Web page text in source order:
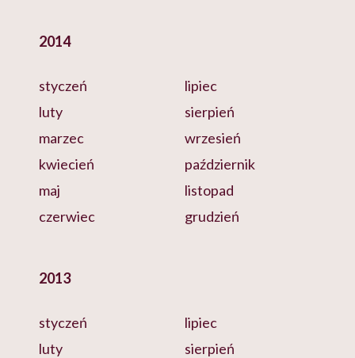
2014
styczeń
luty
marzec
kwiecień
maj
czerwiec
lipiec
sierpień
wrzesień
październik
listopad
grudzień
2013
styczeń
luty
lipiec
sierpień